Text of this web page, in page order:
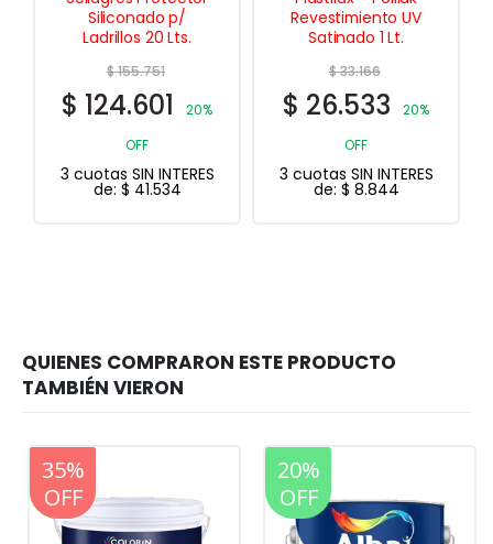
Siliconado p/
Ladrillos 20 Lts.
$155.751
$ 124.601
20%
OFF
3 cuotas SIN INTERES
de: $ 41.534
Revestimiento UV
Satinado 1 Lt.
$33.166
$ 26.533
20%
OFF
3 cuotas SIN INTERES
de: $ 8.844
20%
OFF
35%
OFF
20%
OFF